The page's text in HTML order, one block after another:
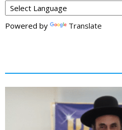
Powered by Translate